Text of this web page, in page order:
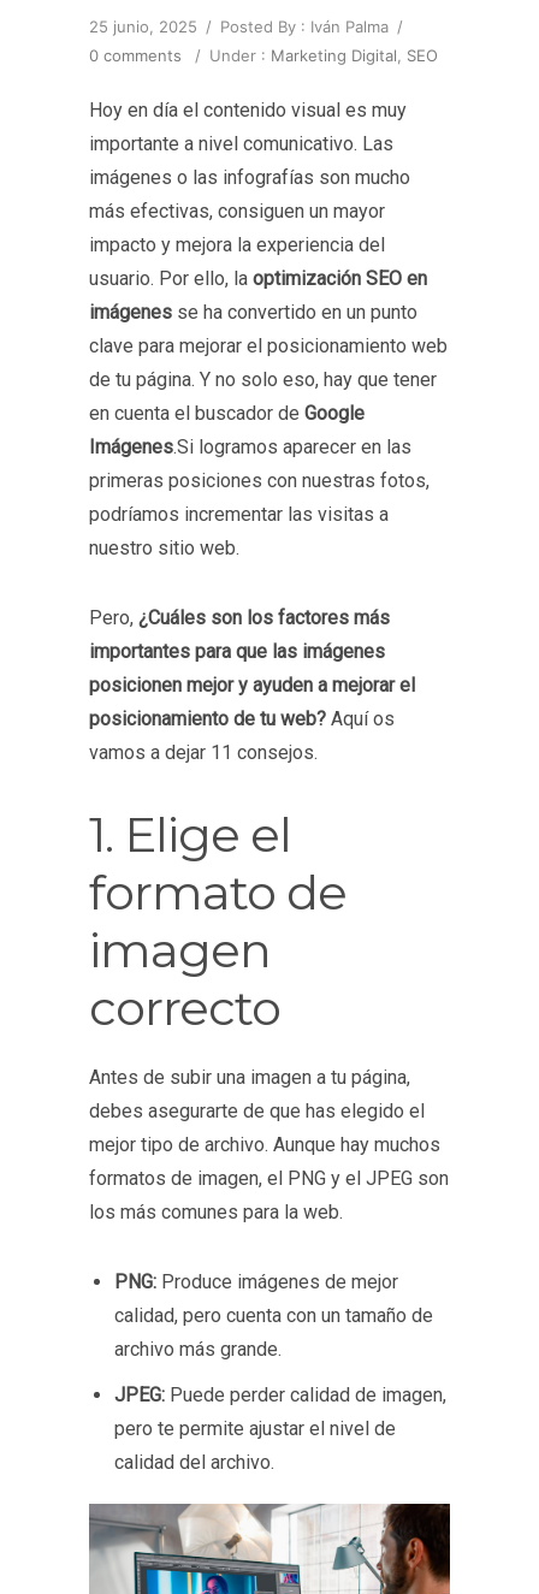
25 junio, 2025 / Posted By : Iván Palma /
0 comments
/ Under : Marketing Digital, SEO
Hoy en día el contenido visual es muy
importante a nivel comunicativo. Las
imágenes o las infografías son mucho
más efectivas, consiguen un mayor
impacto y mejora la experiencia del
usuario. Por ello, la optimización SEO en
imágenes se ha convertido en un punto
clave para mejorar el posicionamiento web
de tu página. Y no solo eso, hay que tener
en cuenta el buscador de Google
Imágenes.Si logramos aparecer en las
primeras posiciones con nuestras fotos,
podríamos incrementar las visitas a
nuestro sitio web.
Pero, ¿Cuáles son los factores más
importantes para que las imágenes
posicionen mejor y ayuden a mejorar el
posicionamiento de tu web? Aquí os
vamos a dejar 11 consejos.
1. Elige el
formato de
imagen
correcto
Antes de subir una imagen a tu página,
debes asegurarte de que has elegido el
mejor tipo de archivo. Aunque hay muchos
formatos de imagen, el PNG y el JPEG son
los más comunes para la web.
PNG:Produce imágenes de mejor
calidad, pero cuenta con un tamaño de
archivo más grande.
JPEG:Puede perder calidad de imagen,
pero te permite ajustar el nivel de
calidad del archivo.